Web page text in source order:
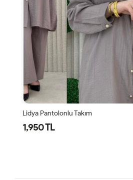
Lidya Pantolonlu Takım
1,950 TL